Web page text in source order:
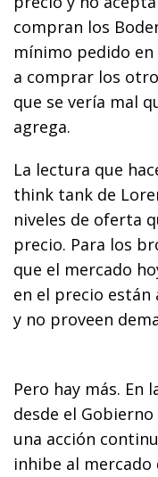
compran los
mínimo pedido
a comprar los
que se vería mal
agrega.
La lectura que
think tank de
niveles de oferta
precio. Para los
que el mercado
en el precio están
y no proveen
Pero hay más. En
desde el
una acción
inhibe al